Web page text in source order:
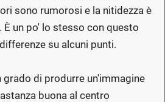
sono rumorosi e la nitidezza è
È un po' lo stesso con questo
su alcuni punti.
di produrre un'immagine
buona al centro